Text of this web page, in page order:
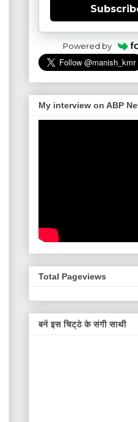
Powered by
My interview on ABP
Total Pageviews
बनें इस चिट्ठे के संगी साथी